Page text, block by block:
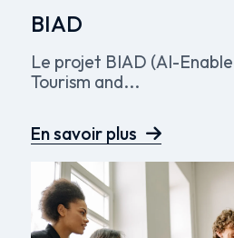
BIAD
Le projet BIAD (AI-
Tourism and...
En savoir plus